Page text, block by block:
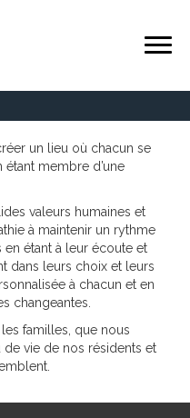
un lieu où chacun se
membre d’une
valeurs humaines et
à maintenir un rythme
étant à leur écoute et
dans leurs choix et leurs
à chacun et en
changeantes.
les familles, que nous
vie de nos résidents et